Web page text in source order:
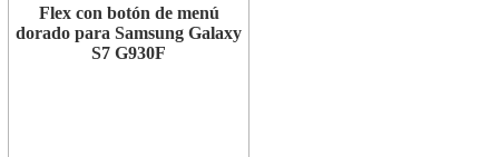
Flex con botón de menú
dorado para Samsung Galaxy
S7 G930F